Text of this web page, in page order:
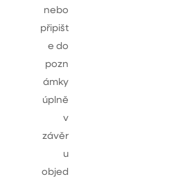
nebo
připišt
e do
pozn
ámky
úplně
v
závěr
u
objed